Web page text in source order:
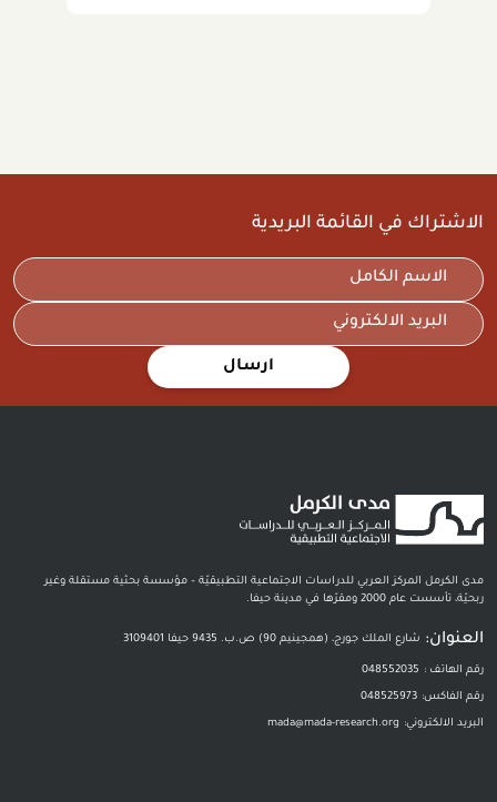
الاشتراك في القائمة البريدية
ارسال
مدى الكرمل المركز العربي للدراسات الاجتماعية التطبيقيّة – مؤسسة بحثية مستقلة وغير
ربحيّة، تأسست عام 2000 ومقرّها في مدينة حيفا.
العنوان: شارع الملك جورج، (همجينيم 90) ص.ب. 9435 حيفا 3109401
رقم الهاتف : 048552035
رقم الفاكس: 048525973
البريد الالكتروني: mada@mada-research.org